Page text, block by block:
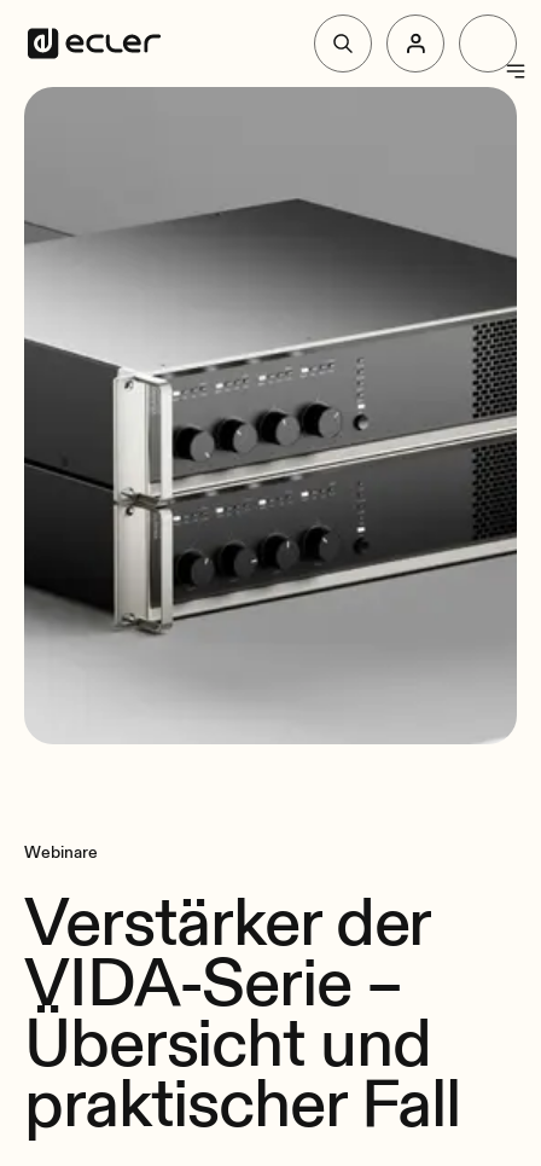
Lösungen
Unterstützung und Gemeinschaft
Webinare
Verstärker der
VIDA-Serie –
Übersicht und
praktischer Fall